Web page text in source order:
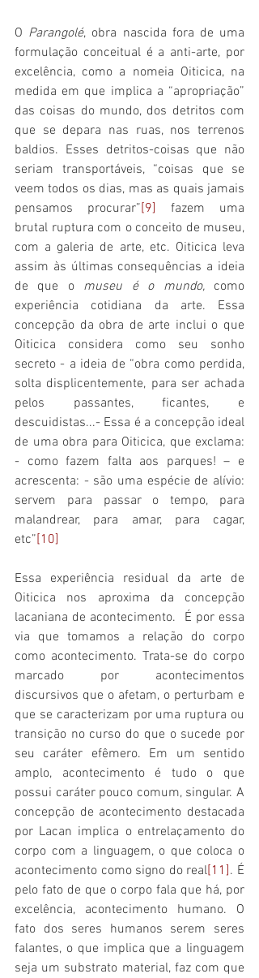
O Parangolé, obra nascida fora de uma
formulação conceitual é a anti-arte, por
excelência, como a nomeia Oiticica, na
medida em que implica a “apropriação”
das coisas do mundo, dos detritos com
que se depara nas ruas, nos terrenos
baldios. Esses detritos-coisas que não
seriam transportáveis, “coisas que se
veem todos os dias, mas as quais jamais
pensamos procurar”[9] fazem uma
brutal ruptura com o conceito de museu,
com a galeria de arte, etc. Oiticica leva
assim às últimas consequências a ideia
de que o museu é o mundo, como
experiência cotidiana da arte. Essa
concepção da obra de arte inclui o que
Oiticica considera como seu sonho
secreto - a ideia de “obra como perdida,
solta displicentemente, para ser achada
pelos passantes, ficantes, e
descuidistas...- Essa é a concepção ideal
de uma obra para Oiticica, que exclama:
- como fazem falta aos parques! – e
acrescenta: - são uma espécie de alívio:
servem para passar o tempo, para
malandrear, para amar, para cagar,
etc”[10]
Essa experiência residual da arte de
Oiticica nos aproxima da concepção
lacaniana de acontecimento.  É por essa
via que tomamos a relação do corpo
como acontecimento. Trata-se do corpo
marcado por acontecimentos
discursivos que o afetam, o perturbam e
que se caracterizam por uma ruptura ou
transição no curso do que o sucede por
seu caráter efêmero. Em um sentido
amplo, acontecimento é tudo o que
possui caráter pouco comum, singular. A
concepção de acontecimento destacada
por Lacan implica o entrelaçamento do
corpo com a linguagem, o que coloca o
acontecimento como signo do real[11]. É
pelo fato de que o corpo fala que há, por
excelência, acontecimento humano. O
fato dos seres humanos serem seres
falantes, o que implica que a linguagem
seja um substrato material, faz com que